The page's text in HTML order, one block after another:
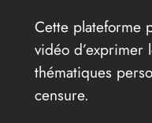
Cette plateforme
vidéo d’exprimer
thématiques
censure.